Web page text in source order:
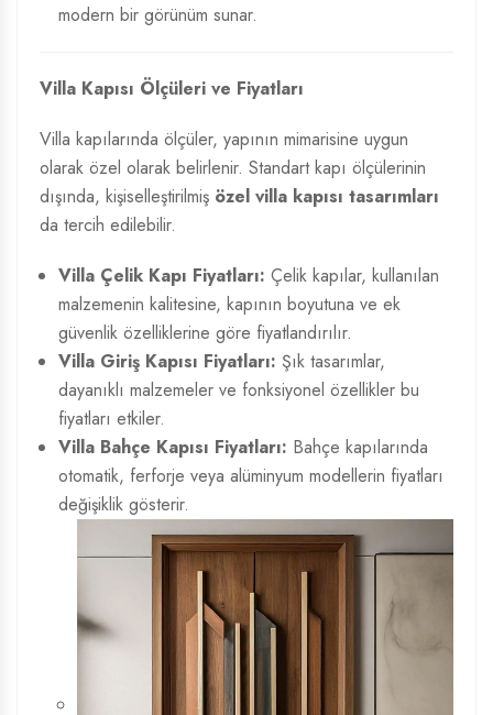
modern bir görünüm sunar.
Villa Kapısı Ölçüleri ve Fiyatları
Villa kapılarında ölçüler, yapının mimarisine uygun
olarak özel olarak belirlenir. Standart kapı ölçülerinin
dışında, kişiselleştirilmiş özel villa kapısı tasarımları
da tercih edilebilir.
Villa Çelik Kapı Fiyatları: Çelik kapılar, kullanılan
malzemenin kalitesine, kapının boyutuna ve ek
güvenlik özelliklerine göre fiyatlandırılır.
Villa Giriş Kapısı Fiyatları: Şık tasarımlar,
dayanıklı malzemeler ve fonksiyonel özellikler bu
fiyatları etkiler.
Villa Bahçe Kapısı Fiyatları: Bahçe kapılarında
otomatik, ferforje veya alüminyum modellerin fiyatları
değişiklik gösterir.